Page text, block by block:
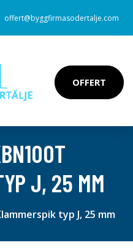
offert@byggfirmasodertalje.com
OFFERT
J, 25 MM
typ J, 25 mm